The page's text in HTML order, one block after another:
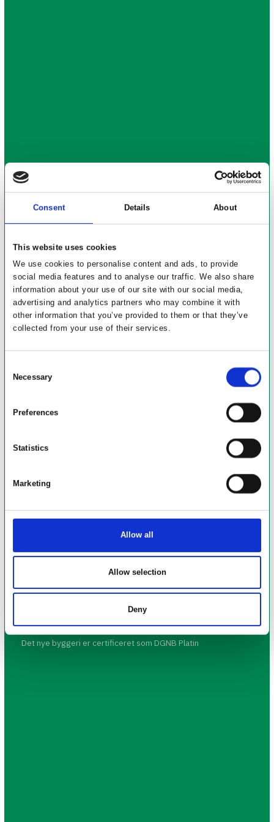
Consent Details About
This website uses cookies
We use cookies to personalise content and ads, to provide
social media features and to analyse our traffic. We also share
information about your use of our site with our social media,
advertising and analytics partners who may combine it with
other information that you’ve provided to them or that they’ve
collected from your use of their services.
Selection
Necessary
Preferences
Statistics
Marketing
Allow all
Allow selection
Deny
Byggeriets kompleksitet
Region Sjælland bygger et nyt diabetes forskningscenter og
Køge. Byggeriet er på 4600 m2, på fem etager.
Det nye byggeri er certificeret som DGNB Platin